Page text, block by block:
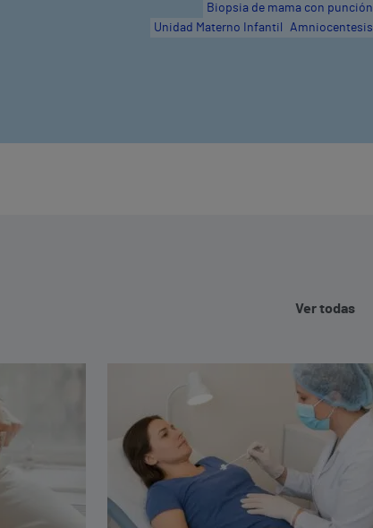
Unidad Materno Infantil Amniocentesis
Biopsia de mama con punción
Ver todas